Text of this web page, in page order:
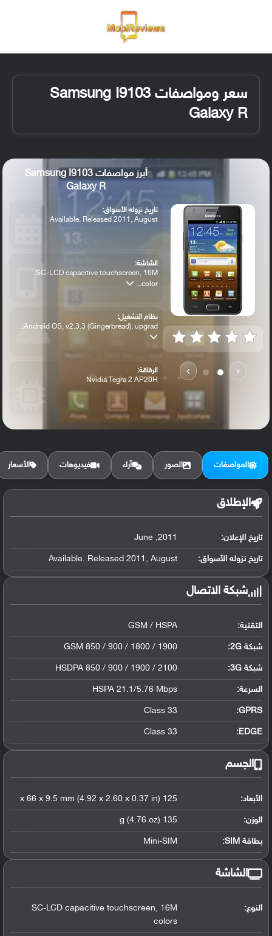
سعر ومواصفات Samsung I9103
Galaxy R
‹
›
أبرز مواصفات Samsung I9103
Galaxy R
تاريخ نزوله الأسواق:
Available. Released 2011, August
الشاشة:
SC-LCD capacitive touchscreen, 16M
color...
نظام التشغيل:
Android OS, v2.3.3 (Gingerbread), upgrad...
الرقاقة:
Nvidia Tegra 2 AP20H
الرام / التخزين:
المواصفات الصور آراء فيديوهات الأسعار
الإطلاق
تاريخ الإعلان: 2011, June
تاريخ نزوله الأسواق: Available. Released 2011, August
شبكة الاتصال
التقنية: GSM / HSPA
شبكة 2G: GSM 850 / 900 / 1800 / 1900
شبكة 3G :
HSDPA 850 / 900 / 1900 / 2100
السرعة: HSPA 21.1/5.76 Mbps
GPRS:
Class 33
EDGE:
Class 33
الجسم
الأبعاد: 125 x 66 x 9.5 mm (4.92 x 2.60 x 0.37 in)
الوزن: 135 g (4.76 oz)
بطاقة SIM: Mini-SIM
الشاشة
النوع:
SC-LCD capacitive touchscreen, 16M
colors